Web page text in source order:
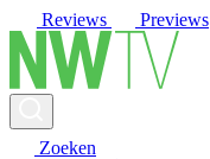
Reviews
Previews
Zoeken